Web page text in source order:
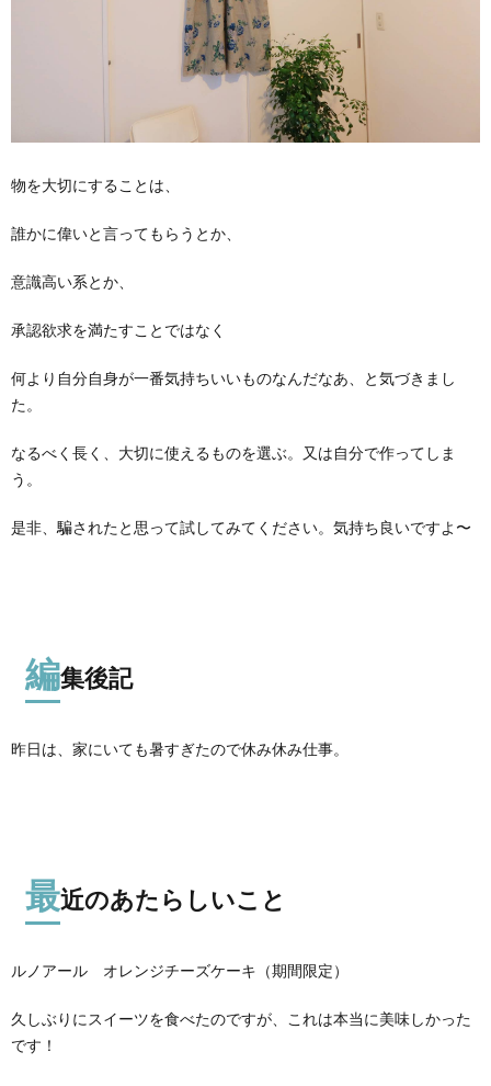
物を大切にすることは、
誰かに偉いと言ってもらうとか、
意識高い系とか、
承認欲求を満たすことではなく
何より自分自身が一番気持ちいいものなんだなあ、と気づきまし
た。
なるべく長く、大切に使えるものを選ぶ。又は自分で作ってしま
う。
是非、騙されたと思って試してみてください。気持ち良いですよ〜
編集後記
昨日は、家にいても暑すぎたので休み休み仕事。
最近のあたらしいこと
ルノアール オレンジチーズケーキ（期間限定）
久しぶりにスイーツを食べたのですが、これは本当に美味しかった
です！